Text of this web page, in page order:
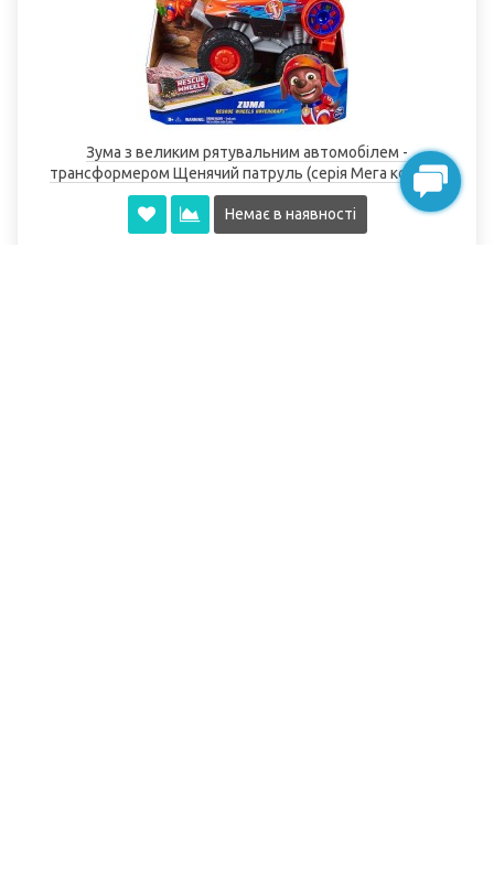
Зума з великим рятувальним автомобілем -
трансформером Щенячий патруль (серія Мега колеса)
Spin Master
Немає в наявності